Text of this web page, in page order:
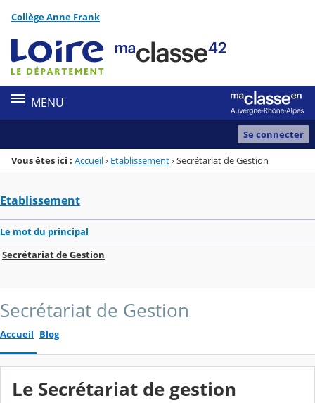
Menu de la rubrique
Contenu
Collège Anne Frank
MENU
Se connecter
Vous êtes ici : Accueil› Etablissement›Secrétariat de Gestion
Etablissement
Le mot du principal
Secrétariat de Gestion
Secrétariat de Gestion
Accueil Blog
Le Secrétariat de gestion